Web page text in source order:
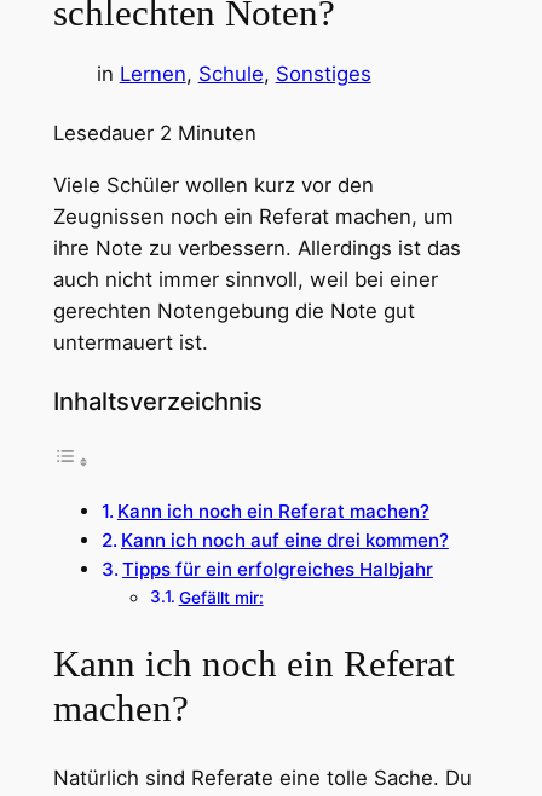
schlechten Noten?
in Lernen, Schule, Sonstiges
Lesedauer 2 Minuten
Viele Schüler wollen kurz vor den
Zeugnissen noch ein Referat machen, um
ihre Note zu verbessern. Allerdings ist das
auch nicht immer sinnvoll, weil bei einer
gerechten Notengebung die Note gut
untermauert ist.
Inhaltsverzeichnis
Kann ich noch ein Referat machen?
Kann ich noch auf eine drei kommen?
Tipps für ein erfolgreiches Halbjahr
Gefällt mir:
Kann ich noch ein Referat
machen?
Natürlich sind Referate eine tolle Sache. Du